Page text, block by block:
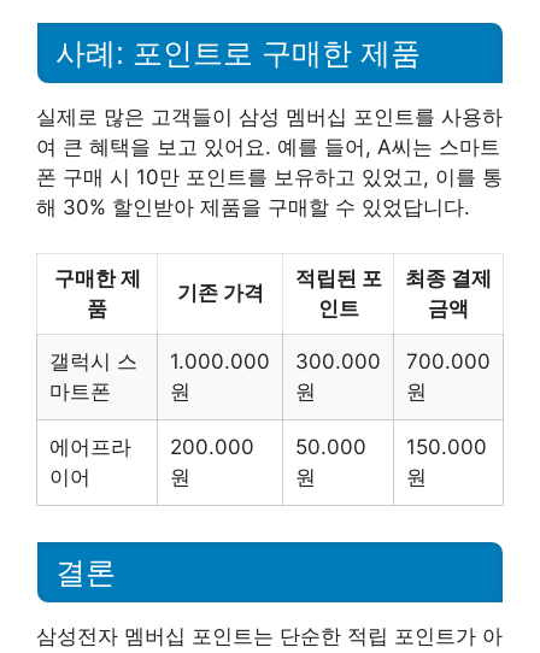
사례: 포인트로 구매한 제품
실제로 많은 고객들이 삼성 멤버십 포인트를 사용하
여 큰 혜택을 보고 있어요. 예를 들어, A씨는 스마트
폰 구매 시 10만 포인트를 보유하고 있었고, 이를 통
해 30% 할인받아 제품을 구매할 수 있었답니다.
구매한 제
품
기존 가격
적립된 포
인트
최종 결제
금액
갤럭시 스
마트폰
1.000.000
원
300.000
원
700.000
원
에어프라
이어
200.000
원
50.000
원
150.000
원
결론
삼성전자 멤버십 포인트는 단순한 적립 포인트가 아